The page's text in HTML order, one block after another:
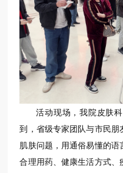
活动现场，我院皮肤
到，省级专家团队与市民
肌肤问题，用通俗易懂的语
合理用药、健康生活方式